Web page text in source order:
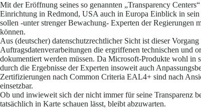
Mit der Eröffnung seines so genannten „Transparency
Einrichtung in Redmond, USA auch in Europa Einblick in
sollen -unter strenger Bewachung- Experten der Regierungen
können.
Aus (deutscher) datenschutzrechtlicher Sicht ist dieser
Auftragsdatenverarbeitungen die ergriffenen technischen und
dokumentiert werden müssen. Da Microsoft-Produkte wohl in
durch die Ergebnisse der Experten insoweit auch
Zertifizierungen nach Common Criteria EAL4+ sind nach
einsetzbar.
Ob und inwieweit sich der nicht immer für seine Transparenz
tatsächlich in Karte schauen lässt, bleibt abzuwarten.